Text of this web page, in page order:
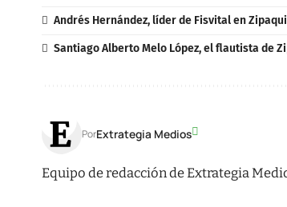
Andrés Hernández, líder de Fisvital en
Santiago Alberto Melo López, el flautista de
PorExtrategia Medios
Equipo de redacción de Extrategia